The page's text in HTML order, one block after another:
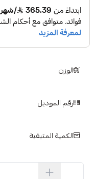
الوزن
رقم الموديل
الكمية المتبقية